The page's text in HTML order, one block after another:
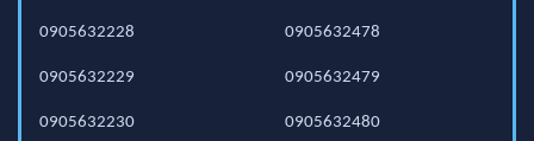
0905632228
0905632229
0905632230
0905632478
0905632479
0905632480